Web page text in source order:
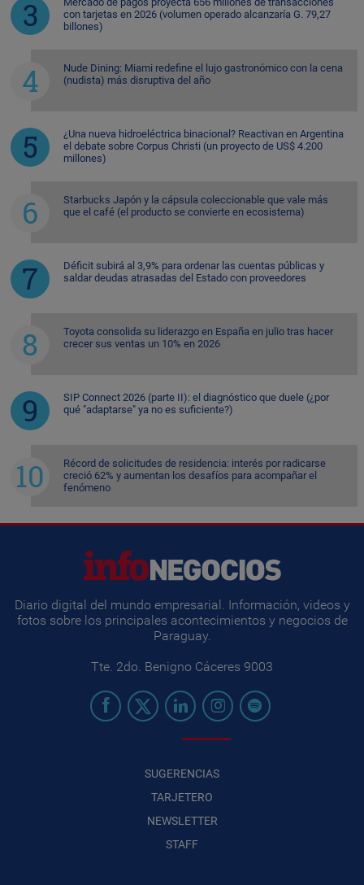
con tarjetas en 2026 (volumen operado alcanzaría G. 79,27
billones)
Nude Dining: Miami redefine el lujo gastronómico con la cena
(nudista) más disruptiva del año
¿Una nueva hidroeléctrica binacional? Reactivan en Argentina
el debate sobre Corpus Christi (un proyecto de US$ 4.200
millones)
Starbucks Japón y la cápsula coleccionable que vale más
que el café (el producto se convierte en ecosistema)
Déficit subirá al 3,9% para ordenar las cuentas públicas y
saldar deudas atrasadas del Estado con proveedores
Toyota consolida su liderazgo en España en julio tras hacer
crecer sus ventas un 10% en 2026
SIP Connect 2026 (parte II): el diagnóstico que duele (¿por
qué "adaptarse" ya no es suficiente?)
Récord de solicitudes de residencia: interés por radicarse
creció 62% y aumentan los desafíos para acompañar el
fenómeno
Diario digital del mundo empresarial. Información, videos y
fotos sobre los principales acontecimientos y negocios de
Paraguay.
Tte. 2do. Benigno Cáceres 9003
SUGERENCIAS
TARJETERO
NEWSLETTER
STAFF